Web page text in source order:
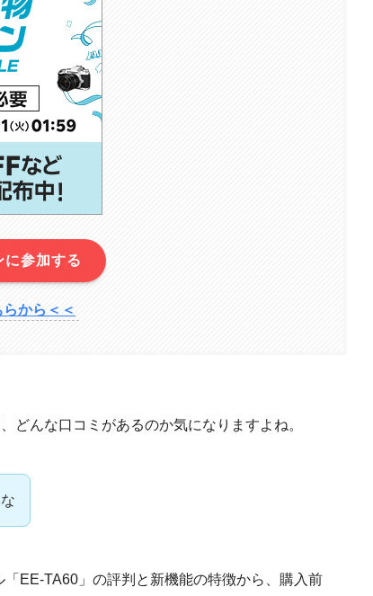
に参加する
から＜＜
どんな口コミがあるのか気になりますよね。
EE-TA60」の評判と新機能の特徴から、購入前